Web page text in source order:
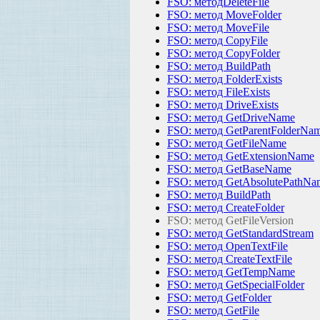
FSO: метод MoveFolder
FSO: метод MoveFile
FSO: метод CopyFile
FSO: метод CopyFolder
FSO: метод BuildPath
FSO: метод FolderExists
FSO: метод FileExists
FSO: метод DriveExists
FSO: метод GetDriveName
FSO: метод
FSO: метод GetFileName
FSO: метод GetExtensionName
FSO: метод GetBaseName
FSO: метод
FSO: метод BuildPath
FSO: метод CreateFolder
FSO: метод GetFileVersion
FSO: метод GetStandardStream
FSO: метод OpenTextFile
FSO: метод CreateTextFile
FSO: метод GetTempName
FSO: метод GetSpecialFolder
FSO: метод GetFolder
FSO: метод GetFile